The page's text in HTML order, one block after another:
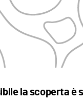
la scoperta è